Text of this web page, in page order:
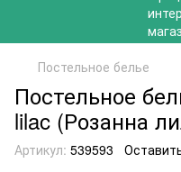
Постельное белье
Постельное
lilac (Розанна
Артикул: 539593